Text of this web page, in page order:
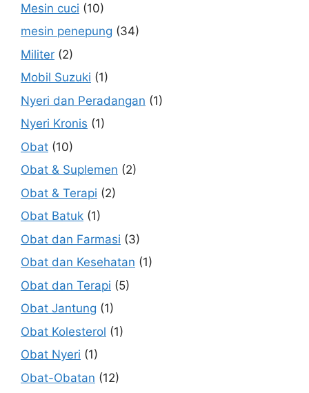
Mesin cuci (10)
mesin penepung (34)
Militer (2)
Mobil Suzuki (1)
Nyeri dan Peradangan (1)
Nyeri Kronis (1)
Obat (10)
Obat & Suplemen (2)
Obat & Terapi (2)
Obat Batuk (1)
Obat dan Farmasi (3)
Obat dan Kesehatan (1)
Obat dan Terapi (5)
Obat Jantung (1)
Obat Kolesterol (1)
Obat Nyeri (1)
Obat-Obatan (12)